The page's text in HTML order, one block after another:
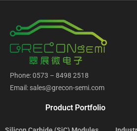
Phone: 0573 – 8498 2518
Email: sales@grecon-semi.com
Product Portfolio